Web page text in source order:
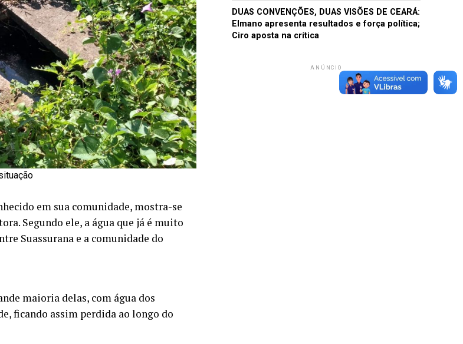
em sua comunidade, mostra-se
Segundo ele, a água que já é muito
Suassurana e a comunidade do
maioria delas, com água dos
ficando assim perdida ao longo do
DUAS CONVENÇÕES, DUAS VISÕES DE CEARÁ:
Elmano apresenta resultados e força política;
Ciro aposta na crítica
ANÚNCIO